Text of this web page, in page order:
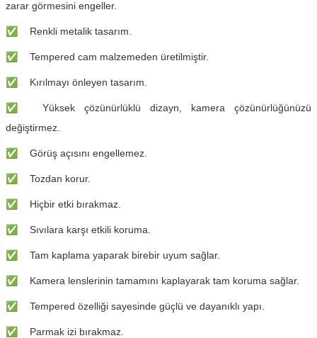
zarar görmesini engeller.
✅ Renkli metalik tasarım.
✅ Tempered cam malzemeden üretilmiştir.
✅ Kırılmayı önleyen tasarım.
✅ Yüksek çözünürlüklü dizayn, kamera çözünürlüğünüzü
değiştirmez.
✅ Görüş açısını engellemez.
✅ Tozdan korur.
✅ Hiçbir etki bırakmaz.
✅ Sıvılara karşı etkili koruma.
✅ Tam kaplama yaparak birebir uyum sağlar.
✅ Kamera lenslerinin tamamını kaplayarak tam koruma sağlar.
✅ Tempered özelliği sayesinde güçlü ve dayanıklı yapı.
✅ ​Parmak izi bırakmaz. ​